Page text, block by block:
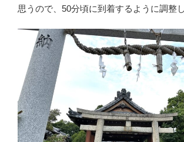
思うので、50分頃に到着するように調整